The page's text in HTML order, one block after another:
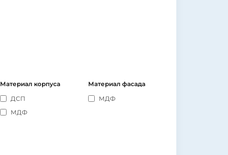
Материал корпуса
ДСП
МДФ
Материал фасада
МДФ